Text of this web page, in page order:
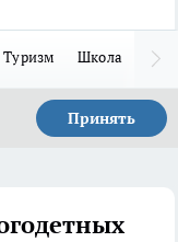
Туризм Школа
Принять